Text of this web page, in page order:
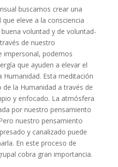
buscamos crear una
eleve a la consciencia
voluntad y de voluntad-
de nuestro
impersonal, podemos
que ayuden a elevar el
Humanidad. Esta meditación
la Humanidad a través de
y enfocado. La atmósfera
por nuestro pensamiento
nuestro pensamiento
y canalizado puede
En este proceso de
cobra gran importancia.